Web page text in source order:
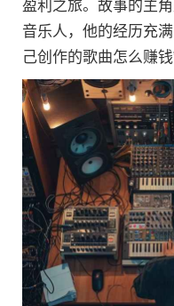
盈利之旅。故事的主
音乐人，他的经历充
己创作的歌曲怎么赚钱